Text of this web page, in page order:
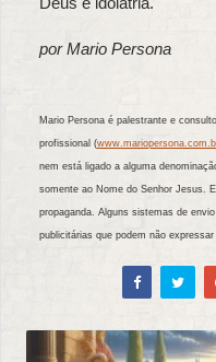
por Mario Persona
Mario Persona é palestrante e
profissional (
nem está ligado a alguma
somente ao Nome do Senhor Jesus.
propaganda. Alguns sistemas de
publicitárias que podem não